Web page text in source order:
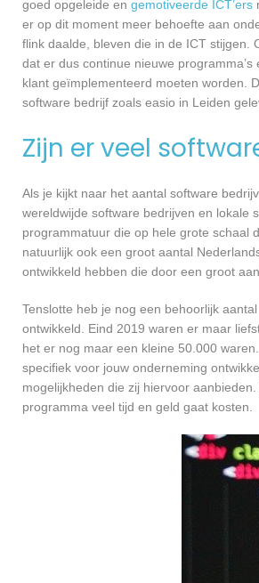
goed opgeleide en gemotiveerde ICT’ers
er op dit moment meer behoefte aan
flink daalde, bleven die in de ICT stijgen.
dat er dus continue nieuwe
klant geïmplementeerd moeten worden.
software bedrijf zoals easio in Leiden
Zijn er veel
Als je kijkt naar het aantal software
wereldwijde software bedrijven en lokale
programmatuur die op hele grote schaal
natuurlijk ook een groot aantal
ontwikkeld hebben die door een groot
Tenslotte heb je nog een behoorlijk
ontwikkeld. Eind 2019 waren er maar
het er nog maar een kleine 50.000
specifiek voor jouw onderneming
mogelijkheden die zij hiervoor
programma veel tijd en geld gaat kosten.